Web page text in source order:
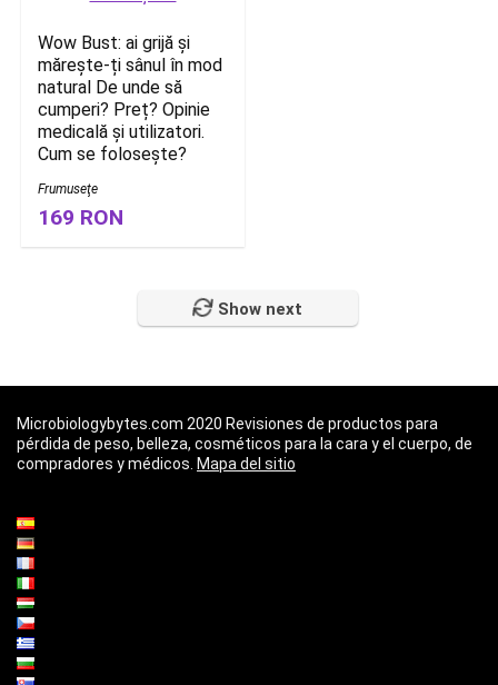
Wow Bust: ai grijă și
mărește-ți sânul în mod
natural De unde să
cumperi? Preț? Opinie
medicală și utilizatori.
Cum se folosește?
Frumuseţe
169 RON
Show next
Microbiologybytes.com 2020 Revisiones de productos para
pérdida de peso, belleza, cosméticos para la cara y el cuerpo, de
compradores y médicos. Mapa del sitio